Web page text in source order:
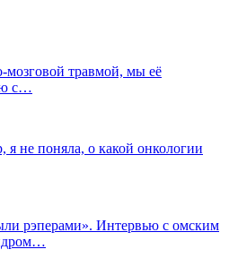
мозговой травмой, мы её
с…
не поняла, о какой онкологии
рэперами». Интервью с омским